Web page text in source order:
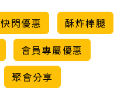
快閃優惠
酥炸棒腿
會員專屬優惠
聚會分享